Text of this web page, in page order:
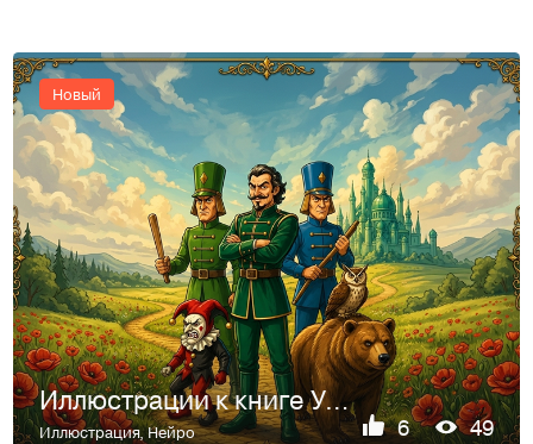
Новый
Иллюстрации к книге Урфин Джюс и его деревянные солдаты
Иллюстрация,Нейро 6 49